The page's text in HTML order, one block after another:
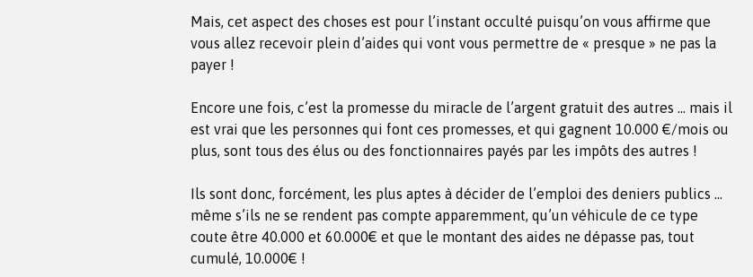
Mais, cet aspect des choses est pour l’instant occulté puisqu’on vous affirme que
vous allez recevoir plein d’aides qui vont vous permettre de « presque » ne pas la
payer !
Encore une fois, c’est la promesse du miracle de l’argent gratuit des autres … mais il
est vrai que les personnes qui font ces promesses, et qui gagnent 10.000 €/mois ou
plus, sont tous des élus ou des fonctionnaires payés par les impôts des autres !
Ils sont donc, forcément, les plus aptes à décider de l’emploi des deniers publics …
même s’ils ne se rendent pas compte apparemment, qu’un véhicule de ce type
coute être 40.000 et 60.000€ et que le montant des aides ne dépasse pas, tout
cumulé, 10.000€ !